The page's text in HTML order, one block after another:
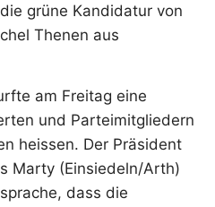
grüne Kandidatur von
Thenen aus
am Freitag eine
und Parteimitgliedern
heissen. Der Präsident
Marty (Einsiedeln/Arth)
dass die